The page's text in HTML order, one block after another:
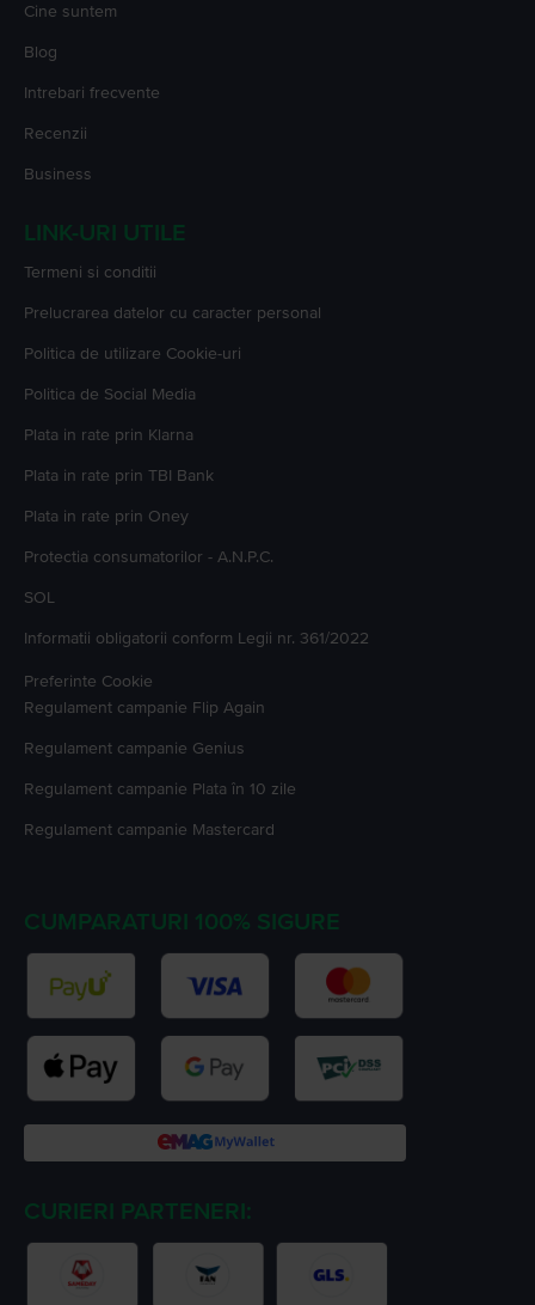
Cine suntem
Blog
Intrebari frecvente
Recenzii
Business
LINK-URI UTILE
Termeni si conditii
Prelucrarea datelor cu caracter personal
Politica de utilizare Cookie-uri
Politica de Social Media
Plata in rate prin Klarna
Plata in rate prin TBI Bank
Plata in rate prin Oney
Protectia consumatorilor - A.N.P.C.
SOL
Informatii obligatorii conform Legii nr. 361/2022
Preferinte Cookie
Regulament campanie Flip Again
Regulament campanie Genius
Regulament campanie Plata în 10 zile
Regulament campanie Mastercard
CUMPARATURI 100% SIGURE
CURIERI PARTENERI: